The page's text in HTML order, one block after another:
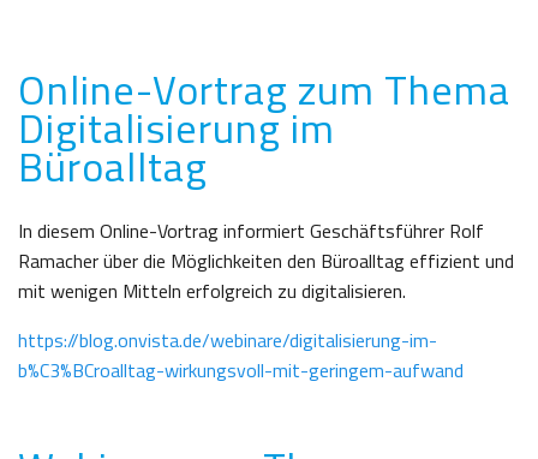
Online-Vortrag zum Thema
Digitalisierung im
Büroalltag
In diesem Online-Vortrag informiert Geschäftsführer Rolf
Ramacher über die Möglichkeiten den Büroalltag effizient und
mit wenigen Mitteln erfolgreich zu digitalisieren.
https://blog.onvista.de/webinare/digitalisierung-im-
b%C3%BCroalltag-wirkungsvoll-mit-geringem-aufwand